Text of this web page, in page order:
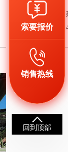
处理物料
处理能力
索要报价
销售热线
回到顶部